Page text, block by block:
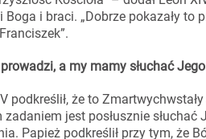
Boga i braci. „Dobrze pokazały
a my mamy słuchać Jego
podkreślił, że to
zadaniem jest posłusznie
Papież podkreślił przy tym, że